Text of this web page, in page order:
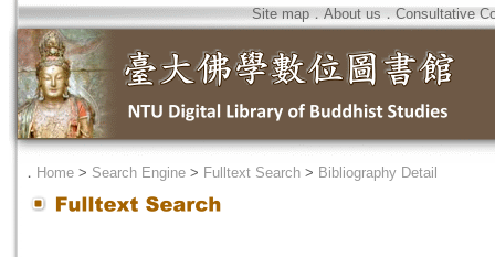
Site map．About us ． Consultative
． Home > Search Engine > Fulltext Search > Bibliography Detail